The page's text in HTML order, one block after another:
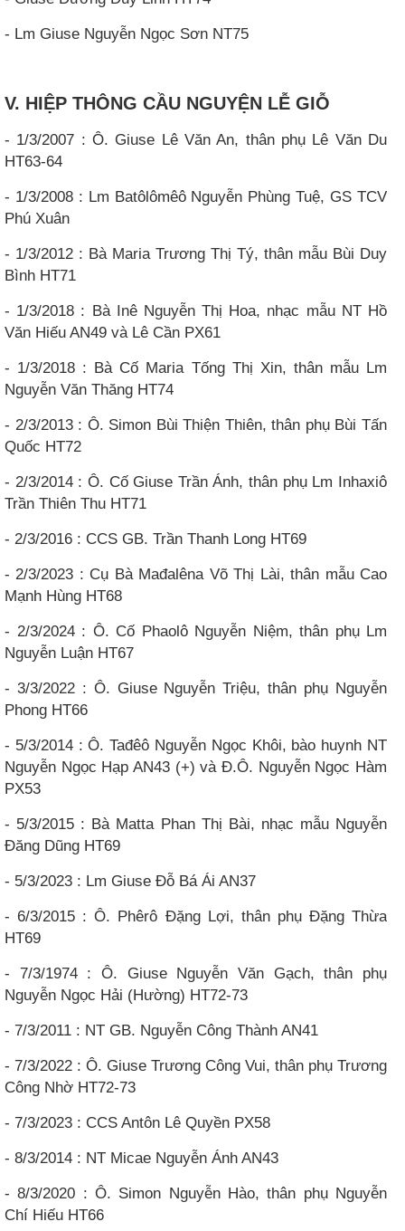
- Lm Giuse Nguyễn Ngọc Sơn NT75
V. HIỆP THÔNG CẦU NGUYỆN LỄ GIỖ
- 1/3/2007 : Ô. Giuse Lê Văn An, thân phụ Lê Văn Du
HT63-64
- 1/3/2008 : Lm Batôlômêô Nguyễn Phùng Tuệ, GS TCV
Phú Xuân
- 1/3/2012 : Bà Maria Trương Thị Tý, thân mẫu Bùi Duy
Bình HT71
- 1/3/2018 : Bà Inê Nguyễn Thị Hoa, nhạc mẫu NT Hồ
Văn Hiếu AN49 và Lê Cần PX61
- 1/3/2018 : Bà Cố Maria Tống Thị Xin, thân mẫu Lm
Nguyễn Văn Thăng HT74
- 2/3/2013 : Ô. Simon Bùi Thiện Thiên, thân phụ Bùi Tấn
Quốc HT72
- 2/3/2014 : Ô. Cố Giuse Trần Ánh, thân phụ Lm Inhaxiô
Trần Thiên Thu HT71
- 2/3/2016 : CCS GB. Trần Thanh Long HT69
- 2/3/2023 : Cụ Bà Mađalêna Võ Thị Lài, thân mẫu Cao
Mạnh Hùng HT68
- 2/3/2024 : Ô. Cố Phaolô Nguyễn Niệm, thân phụ Lm
Nguyễn Luận HT67
- 3/3/2022 : Ô. Giuse Nguyễn Triệu, thân phụ Nguyễn
Phong HT66
- 5/3/2014 : Ô. Tađêô Nguyễn Ngọc Khôi, bào huynh NT
Nguyễn Ngọc Hạp AN43 (+) và Đ.Ô. Nguyễn Ngọc Hàm
PX53
- 5/3/2015 : Bà Matta Phan Thị Bài, nhạc mẫu Nguyễn
Đăng Dũng HT69
- 5/3/2023 : Lm Giuse Đỗ Bá Ái AN37
- 6/3/2015 : Ô. Phêrô Đặng Lợi, thân phụ Đặng Thừa
HT69
- 7/3/1974 : Ô. Giuse Nguyễn Văn Gạch, thân phụ
Nguyễn Ngọc Hải (Hường) HT72-73
- 7/3/2011 : NT GB. Nguyễn Công Thành AN41
- 7/3/2022 : Ô. Giuse Trương Công Vui, thân phụ Trương
Công Nhờ HT72-73
- 7/3/2023 : CCS Antôn Lê Quyền PX58
- 8/3/2014 : NT Micae Nguyễn Ánh AN43
- 8/3/2020 : Ô. Simon Nguyễn Hào, thân phụ Nguyễn
Chí Hiếu HT66